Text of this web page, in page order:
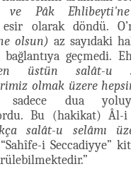
ve Pâk
esir olarak döndü.
olsun) az sayıdaki
geçmedi.
üstün salât-u
olmak üzere
sadece dua
Bu (hakikat) Âl-i
salât-u selâmı
i Seccadiyye”